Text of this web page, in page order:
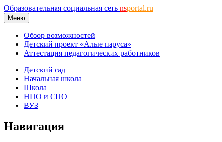
Образовательная социальная сеть nsportal.ru
Меню
Обзор возможностей
Детский проект «Алые паруса»
Аттестация педагогических работников
Детский сад
Начальная школа
Школа
НПО и СПО
ВУЗ
Навигация